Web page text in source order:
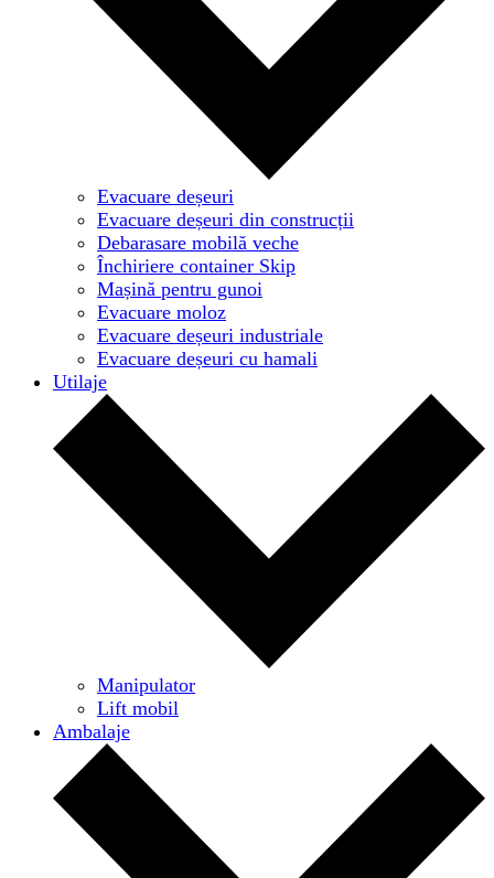
Evacuare deșeuri
Evacuare deșeuri din construcții
Debarasare mobilă veche
Închiriere container Skip
Mașină pentru gunoi
Evacuare moloz
Evacuare deșeuri industriale
Evacuare deșeuri cu hamali
Utilaje
Manipulator
Lift mobil
Ambalaje